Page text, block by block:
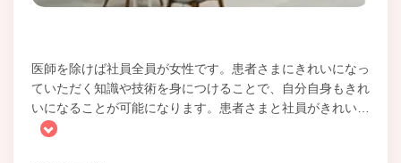
医師を除けば社員全員が女性です。患者さまにきれいになっ
ていただく知識や技術を身につけることで、自分自身もきれ
いになることが可能になります。患者さまと社員がきれい